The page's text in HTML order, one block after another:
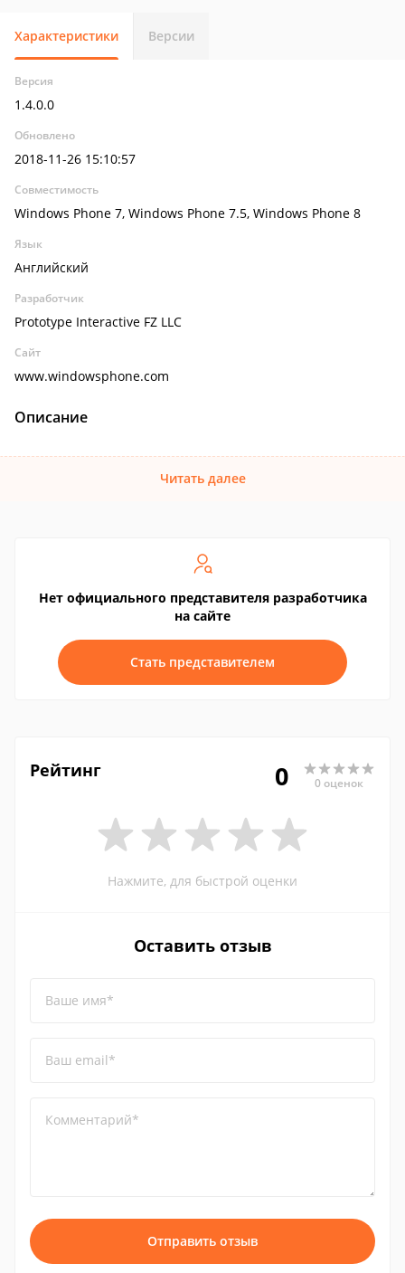
Характеристики Версии
Версия
1.4.0.0
Обновлено
2018-11-26 15:10:57
Совместимость
Windows Phone 7, Windows Phone 7.5, Windows Phone 8
Язык
Английский
Разработчик
Prototype Interactive FZ LLC
Сайт
www.windowsphone.com
Описание
Читать далее
Нет официального представителя разработчика
на сайте
Стать представителем
Рейтинг 0 0 оценок
Нажмите, для быстрой оценки
Оставить отзыв
Ваше имя*
Ваш email*
Комментарий*
Отправить отзыв